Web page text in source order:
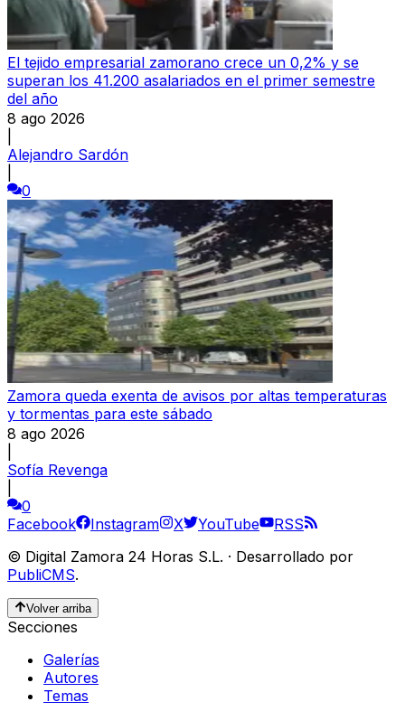
El tejido empresarial zamorano crece un 0,2% y se
superan los 41.200 asalariados en el primer semestre
del año
8 ago 2026
Alejandro Sardón
0
Zamora queda exenta de avisos por altas temperaturas
y tormentas para este sábado
8 ago 2026
Sofía Revenga
0
Facebook
Instagram X YouTube
RSS
© Digital Zamora 24 Horas S.L. · Desarrollado por
PubliCMS.
Volver arriba
Secciones
Galerías
Autores
Temas